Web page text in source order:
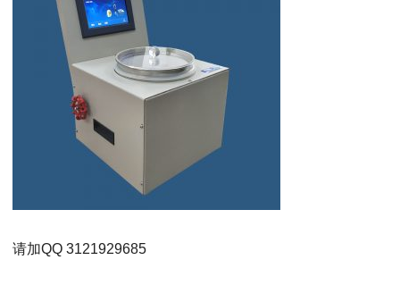
请加QQ 3121929685